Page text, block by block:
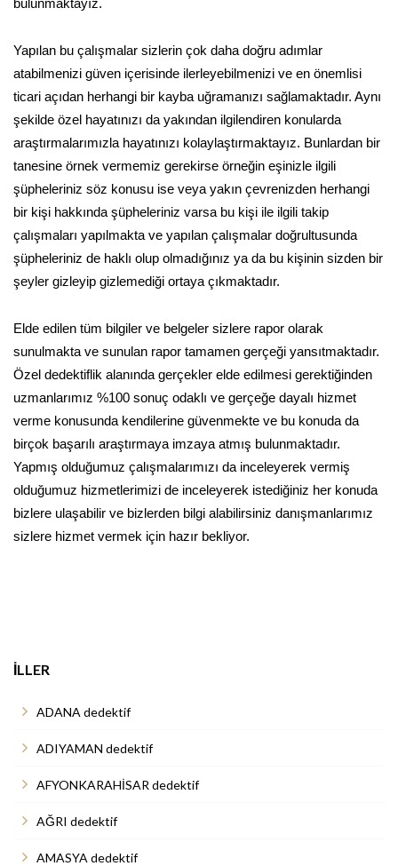
bulunmaktayız.
Yapılan bu çalışmalar sizlerin çok daha doğru adımlar
atabilmenizi güven içerisinde ilerleyebilmenizi ve en önemlisi
ticari açıdan herhangi bir kayba uğramanızı sağlamaktadır. Aynı
şekilde özel hayatınızı da yakından ilgilendiren konularda
araştırmalarımızla hayatınızı kolaylaştırmaktayız. Bunlardan bir
tanesine örnek vermemiz gerekirse örneğin eşinizle ilgili
şüpheleriniz söz konusu ise veya yakın çevrenizden herhangi
bir kişi hakkında şüpheleriniz varsa bu kişi ile ilgili takip
çalışmaları yapılmakta ve yapılan çalışmalar doğrultusunda
şüpheleriniz de haklı olup olmadığınız ya da bu kişinin sizden bir
şeyler gizleyip gizlemediği ortaya çıkmaktadır.
Elde edilen tüm bilgiler ve belgeler sizlere rapor olarak
sunulmakta ve sunulan rapor tamamen gerçeği yansıtmaktadır.
Özel dedektiflik alanında gerçekler elde edilmesi gerektiğinden
uzmanlarımız %100 sonuç odaklı ve gerçeğe dayalı hizmet
verme konusunda kendilerine güvenmekte ve bu konuda da
birçok başarılı araştırmaya imzaya atmış bulunmaktadır.
Yapmış olduğumuz çalışmalarımızı da inceleyerek vermiş
olduğumuz hizmetlerimizi de inceleyerek istediğiniz her konuda
bizlere ulaşabilir ve bizlerden bilgi alabilirsiniz danışmanlarımız
sizlere hizmet vermek için hazır bekliyor.
İLLER
ADANA dedektif
ADIYAMAN dedektif
AFYONKARAHİSAR dedektif
AĞRI dedektif
AMASYA dedektif